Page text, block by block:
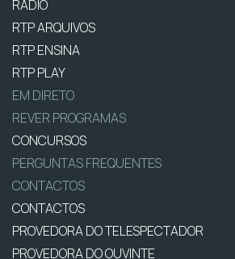
RÁDIO
RTP ARQUIVOS
RTP ENSINA
RTP PLAY
EM DIRETO
REVER PROGRAMAS
CONCURSOS
PERGUNTAS FREQUENTES
CONTACTOS
CONTACTOS
PROVEDORA DO TELESPECTADOR
PROVEDORA DO OUVINTE